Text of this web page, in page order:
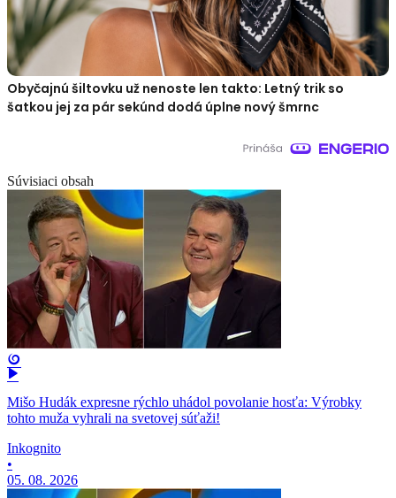
Obyčajnú šiltovku už nenoste len takto: Letný trik so
šatkou jej za pár sekúnd dodá úplne nový šmrnc
Súvisiaci obsah
Mišo Hudák expresne rýchlo uhádol povolanie hosťa: Výrobky
tohto muža vyhrali na svetovej súťaži!
Inkognito
•
05. 08. 2026